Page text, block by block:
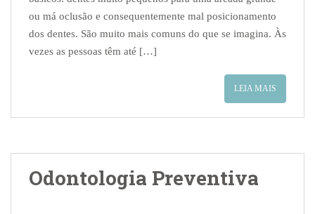
ou má oclusão e consequentemente mal posicionamento
dos dentes. São muito mais comuns do que se imagina. Às
vezes as pessoas têm até […]
LEIA MAIS
Odontologia Preventiva